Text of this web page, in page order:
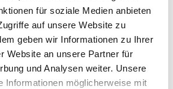
für soziale Medien anbieten
auf unsere Website zu
geben wir Informationen zu Ihrer
Website an unsere Partner für
und Analysen weiter. Unsere
Informationen möglicherweise mit
ist.